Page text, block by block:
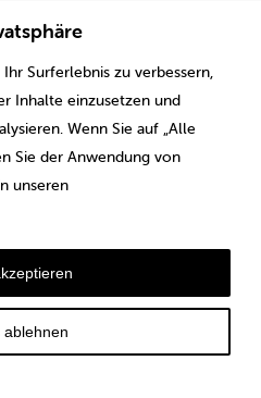
Surferlebnis zu verbessern,
Inhalte einzusetzen und
Wenn Sie auf „Alle
Sie der Anwendung von
unseren
ablehnen
CGV Protezione dei dati